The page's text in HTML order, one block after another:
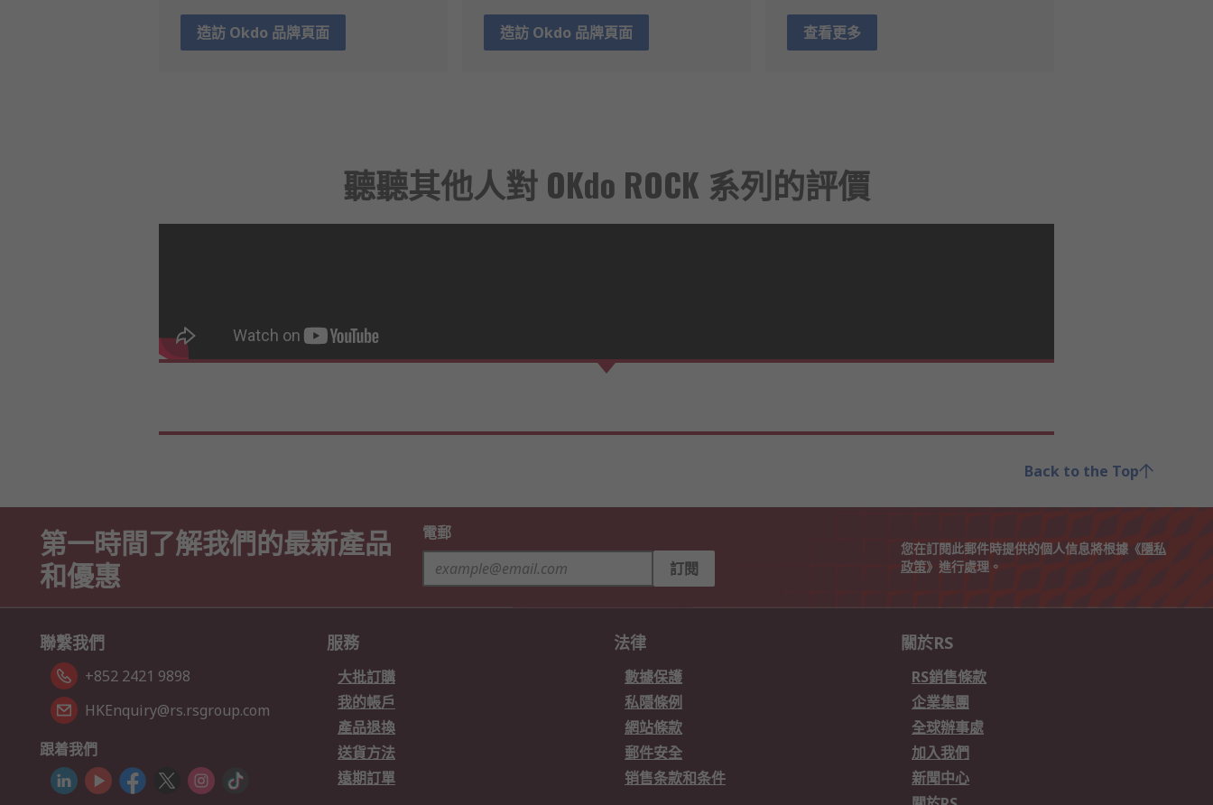
造訪 Okdo 品牌頁面 造訪 Okdo 品牌頁面 查看更多
聽聽其他人對 OKdo ROCK 系列的評價
Back to the Top
第一時間了解我們的最新產品
和優惠
電郵
訂閱
您在訂閱此郵件時提供的個人信息將根據《隱私
政策》進行處理。
聯繫我們
+852 2421 9898
HKEnquiry@rs.rsgroup.com
跟着我們
服務
大批訂購
我的帳戶
產品退換
送貨方法
遠期訂單
法律
數據保護
私隱條例
網站條款
郵件安全
销售条款和条件
關於RS
RS銷售條款
企業集團
全球辦事處
加入我們
新聞中心